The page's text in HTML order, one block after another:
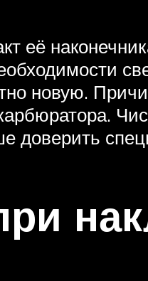
её
новую.
доверить